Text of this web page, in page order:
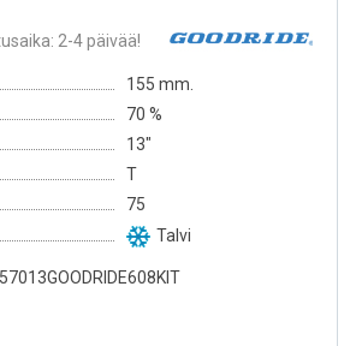
2-4 päivää!
155 mm.
70 %
13″
T
75
Talvi